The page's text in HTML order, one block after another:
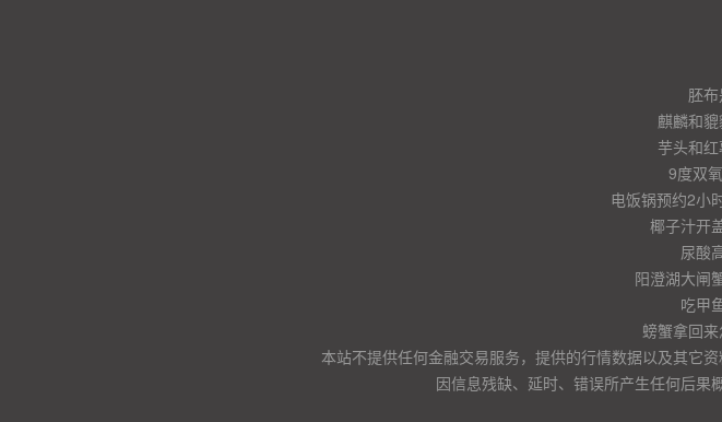
胚
麒麟和
芋头和
9度双
电饭锅预约2小
椰子汁开
尿酸
阳澄湖大闸
吃甲
螃蟹拿回
本站不提供任何金融交易服务，提供的行情数据以及其它
因信息残缺、延时、错误所产生任何后果